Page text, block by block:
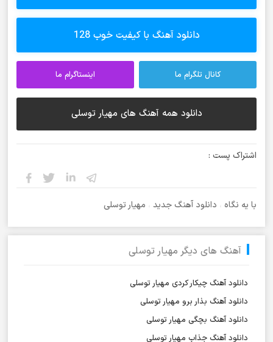
دانلود آهنگ با کیفیت خوب 128
کانال تلگرام ما اینستاگرام ما
دانلود همه آهنگ های مهیار توسلی
اشتراک پست :
با یه نگاه ، دانلود آهنگ جدید ، مهیار توسلی
آهنگ های دیگر مهیار توسلی
دانلود آهنگ چیکار کردی مهیار توسلی
دانلود آهنگ بذار برو مهیار توسلی
دانلود آهنگ بچگی مهیار توسلی
دانلود آهنگ جذاب مهیار توسلی